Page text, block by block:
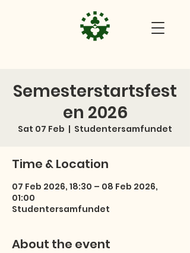
Semesterstartsfest
en 2026
Sat 07 Feb
  |
Studentersamfundet
Time & Location
07 Feb 2026, 18:30 – 08 Feb 2026,
01:00
Studentersamfundet
About the event